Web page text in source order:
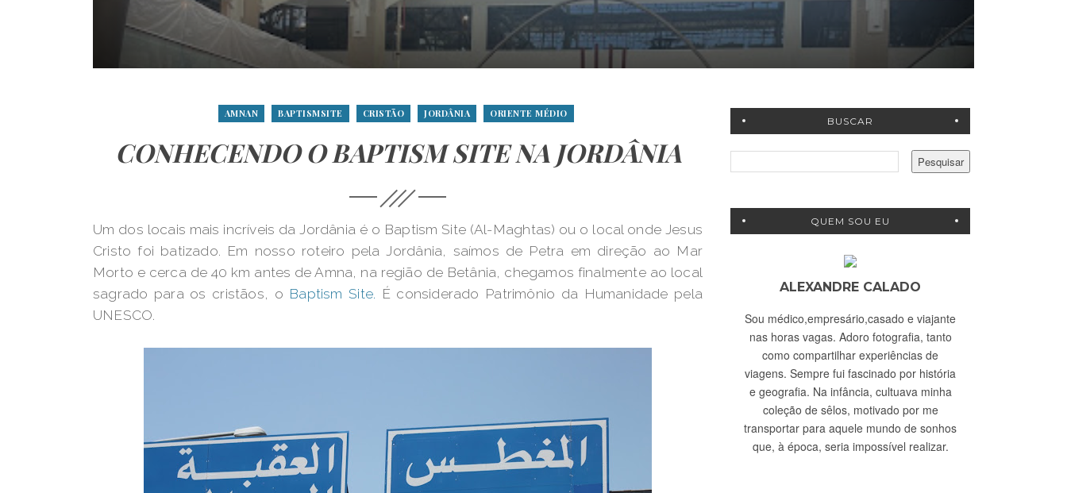
AMNAN BAPTISMSITE CRISTÃO JORDÂNIA ORIENTE MÉDIO
CONHECENDO O BAPTISM SITE NA JORDÂNIA
Um dos locais mais incríveis da Jordânia é o Baptism Site (Al-Maghtas) ou o local onde Jesus
Cristo foi batizado. Em nosso roteiro pela Jordânia, saímos de Petra em direção ao Mar
Morto e cerca de 40 km antes de Amna, na região de Betânia, chegamos finalmente ao local
sagrado para os cristãos, o Baptism Site. É considerado Patrimônio da Humanidade pela
UNESCO.
BUSCAR
QUEM SOU EU
ALEXANDRE CALADO
Sou médico,empresário,casado e viajante
nas horas vagas. Adoro fotografia, tanto
como compartilhar experiências de
viagens. Sempre fui fascinado por história
e geografia. Na infância, cultuava minha
coleção de sêlos, motivado por me
transportar para aquele mundo de sonhos
que, à época, seria impossível realizar.